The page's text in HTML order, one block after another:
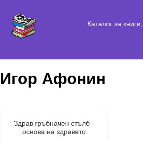
Каталог за
Игор Афонин
Здрав гръбначен стълб -
основа на здравето